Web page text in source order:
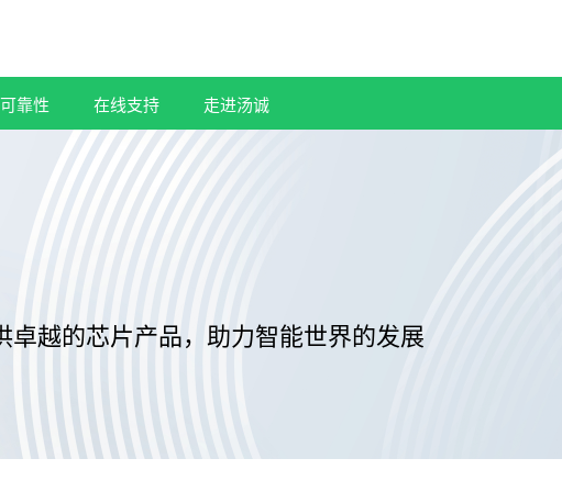
靠性 在线支持 走进汤诚
卓越的芯片产品，助力智能世界的发展